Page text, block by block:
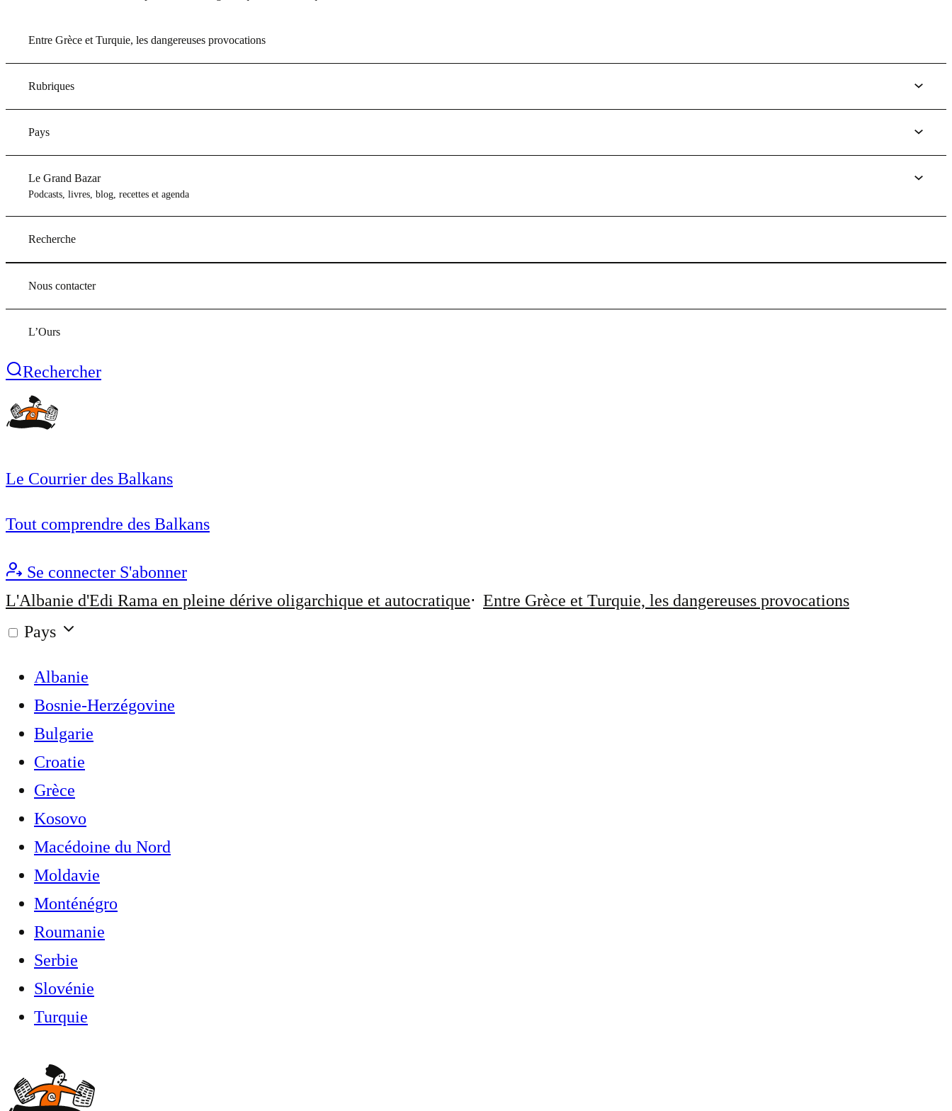
Entre Grèce et Turquie, les dangereuses provocations
Rubriques
Pays
Le Grand Bazar
Podcasts, livres, blog, recettes et agenda
Recherche
Nous contacter
L’Ours
Rechercher
Le Courrier des Balkans
Tout comprendre des Balkans
Se connecter S'abonner
L'Albanie d'Edi Rama en pleine dérive oligarchique et autocratique
Entre Grèce et Turquie, les dangereuses provocations
Pays
Albanie
Bosnie-Herzégovine
Bulgarie
Croatie
Grèce
Kosovo
Macédoine du Nord
Moldavie
Monténégro
Roumanie
Serbie
Slovénie
Turquie